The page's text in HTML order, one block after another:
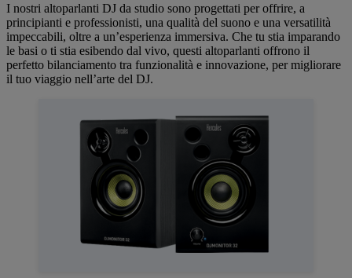
I nostri altoparlanti DJ da studio sono progettati per offrire, a
principianti e professionisti, una qualità del suono e una versatilità
impeccabili, oltre a un’esperienza immersiva. Che tu stia imparando
le basi o ti stia esibendo dal vivo, questi altoparlanti offrono il
perfetto bilanciamento tra funzionalità e innovazione, per migliorare
il tuo viaggio nell’arte del DJ.